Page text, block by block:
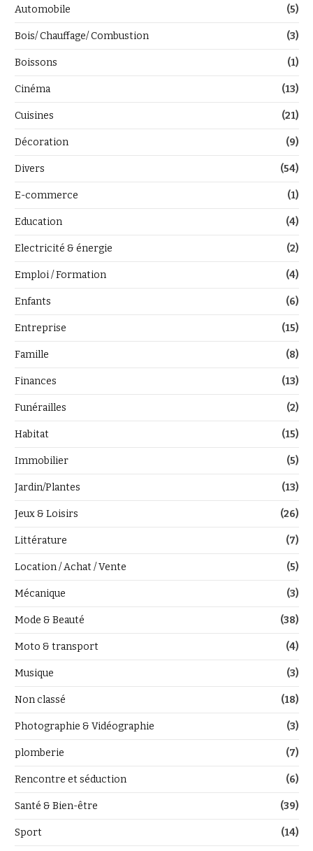
Automobile (5)
Bois/ Chauffage/ Combustion (3)
Boissons (1)
Cinéma (13)
Cuisines (21)
Décoration (9)
Divers (54)
E-commerce (1)
Education (4)
Electricité & énergie (2)
Emploi / Formation (4)
Enfants (6)
Entreprise (15)
Famille (8)
Finances (13)
Funérailles (2)
Habitat (15)
Immobilier (5)
Jardin/Plantes (13)
Jeux & Loisirs (26)
Littérature (7)
Location / Achat / Vente (5)
Mécanique (3)
Mode & Beauté (38)
Moto & transport (4)
Musique (3)
Non classé (18)
Photographie & Vidéographie (3)
plomberie (7)
Rencontre et séduction (6)
Santé & Bien-être (39)
Sport (14)